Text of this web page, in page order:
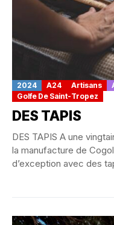
2024 A24 Artisans
Golfe De Saint-Tropez
DES TAPIS
DES TAPIS A une
la manufacture de
d’exception avec des